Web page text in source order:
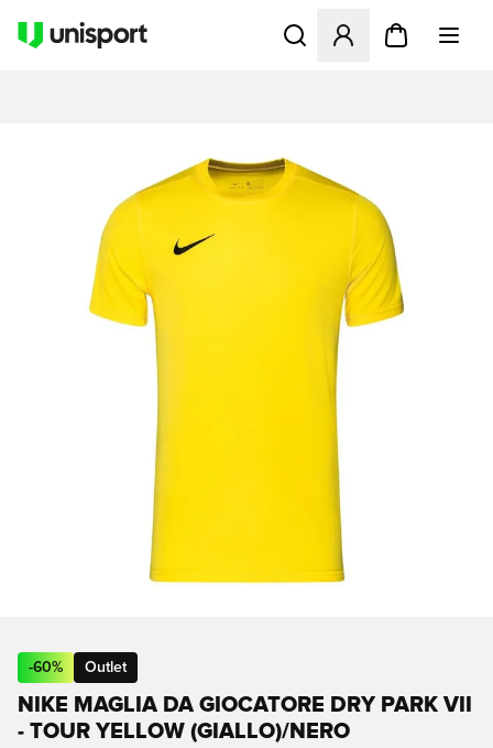
Apre una finestra modale
-60% Outlet
NIKE MAGLIA DA GIOCATORE DRY PARK VII
- TOUR YELLOW (GIALLO)/NERO